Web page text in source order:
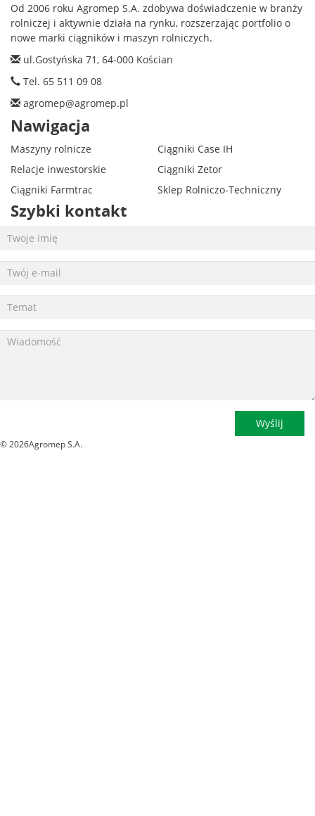
Od 2006 roku Agromep S.A. zdobywa doświadczenie w branży
rolniczej i aktywnie działa na rynku, rozszerzając portfolio o
nowe marki ciągników i maszyn rolniczych.
ul.Gostyńska 71, 64-000 Kościan
Tel. 65 511 09 08
agromep@agromep.pl
Nawigacja
Maszyny rolnicze
Ciągniki Case IH
Relacje inwestorskie
Ciągniki Zetor
Ciągniki Farmtrac
Sklep Rolniczo-Techniczny
Szybki kontakt
Wyślij
© 2026Agromep S.A.